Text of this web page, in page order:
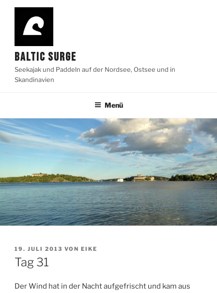
Zum
springen
BALTIC SURGE
Seekajak und Paddeln auf der Nordsee, Ostsee und in
Skandinavien
Menü
VERÖFFENTLICHT
AM
19. JULI 2013 VON EIKE
Tag 31
Der Wind hat in der Nacht aufgefrischt und kam aus